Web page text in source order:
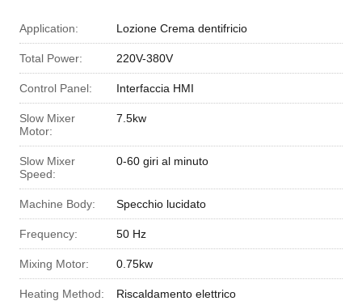
Application: Lozione Crema dentifricio
Total Power: 220V-380V
Control Panel: Interfaccia HMI
Slow Mixer
Motor:
7.5kw
Slow Mixer
Speed:
0-60 giri al minuto
Machine Body: Specchio lucidato
Frequency: 50 Hz
Mixing Motor: 0.75kw
Heating Method: Riscaldamento elettrico